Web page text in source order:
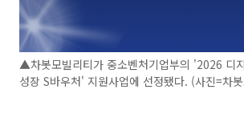
▲차봇모빌리티가 중소벤처기업부의 '2026 디
성장 S바우처' 지원사업에 선정됐다. (사진=차